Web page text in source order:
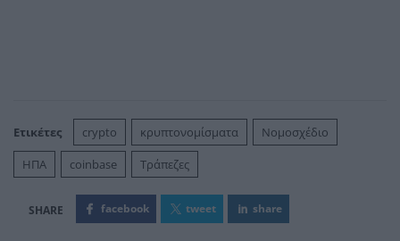
Ετικέτες crypto κρυπτονομίσματα
Νομοσχέδιο
ΗΠΑ
coinbase Τράπεζες
facebook tweet share